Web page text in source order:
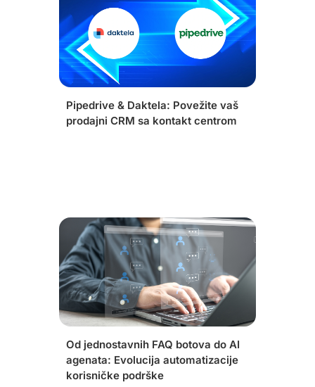
Pipedrive & Daktela: Povežite vaš
prodajni CRM sa kontakt centrom
Od jednostavnih FAQ botova do AI
agenata: Evolucija automatizacije
korisničke podrške